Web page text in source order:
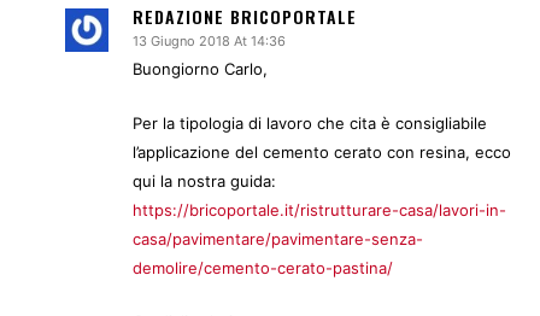
REDAZIONE BRICOPORTALE
13 Giugno 2018 At 14:36
Buongiorno Carlo,
Per la tipologia di lavoro che cita è consigliabile
l’applicazione del cemento cerato con resina, ecco
qui la nostra guida:
https://bricoportale.it/ristrutturare-casa/lavori-in-
casa/pavimentare/pavimentare-senza-
demolire/cemento-cerato-pastina/